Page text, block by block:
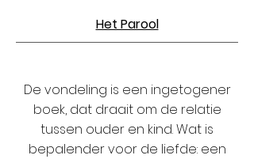
Het Parool
De vondeling is een ingetogener
boek, dat draait om de relatie
tussen ouder en kind. Wat is
bepalender voor de liefde: een